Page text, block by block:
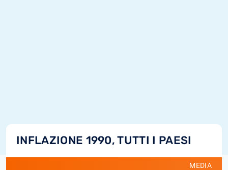
INFLAZIONE 1990, TUTTI I PAESI
MEDIA